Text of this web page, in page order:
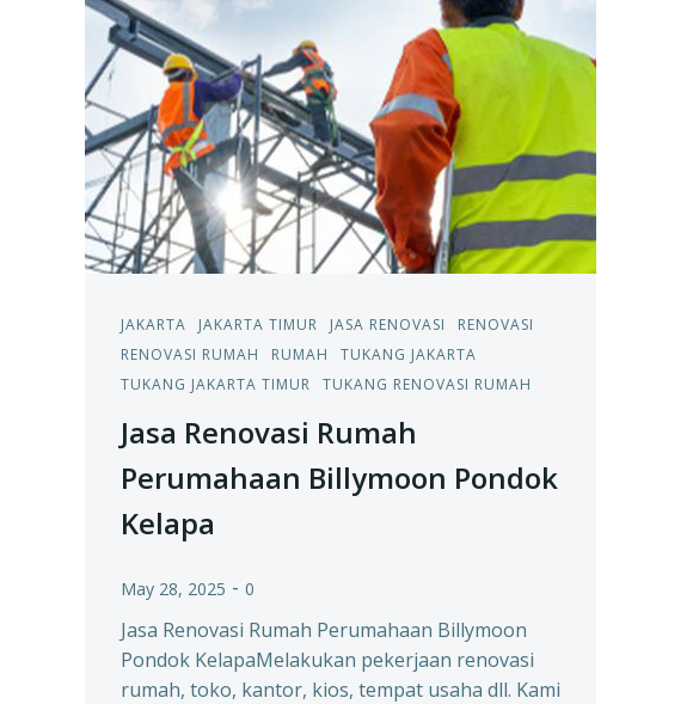
JAKARTA JAKARTA TIMUR JASA RENOVASI
RENOVASI
RENOVASI RUMAH
RUMAH
TUKANG JAKARTA
TUKANG JAKARTA TIMUR
TUKANG RENOVASI RUMAH
Jasa Renovasi Rumah
Perumahaan Billymoon Pondok
Kelapa
May 28, 2025 - 0
Jasa Renovasi Rumah Perumahaan Billymoon
Pondok KelapaMelakukan pekerjaan renovasi
rumah, toko, kantor, kios, tempat usaha dll. Kami